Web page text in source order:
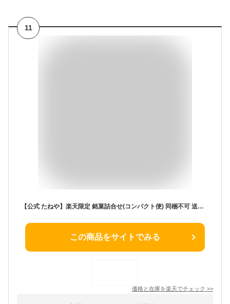
11
【公式 たねや】楽天限定 銘菓詰合せ(コンパクト便) 同梱不可 送料無料 自宅用 お手軽 お菓子 和菓子 羊羹 ふくみ天平 最中 たねや饅頭 栗饅頭 詰合せ 詰め合わせ 個包装 定番商品 人気商品 はじめての方おすすめ お試し お試しセット おためしセット 本生羊羹 水羊羹
この商品をサイトでみる
価格と在庫を楽天でチェック >>